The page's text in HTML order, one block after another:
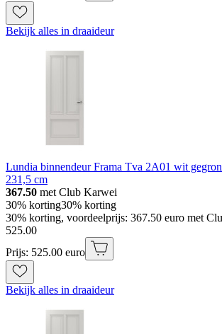
Bekijk alles in draaideur
Lundia binnendeur Frama Tva 2A01 wit
231,5 cm
367.50 met Club Karwei
30% korting30% korting
30% korting, voordeelprijs: 367.50 euro met
525.00
Prijs: 525.00 euro
Bekijk alles in draaideur